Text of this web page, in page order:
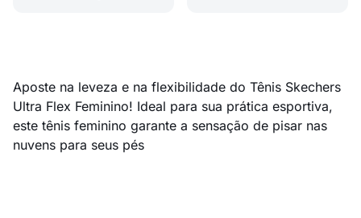
Aposte na leveza e na flexibilidade do Tênis Skechers
Ultra Flex Feminino! Ideal para sua prática esportiva,
este tênis feminino garante a sensação de pisar nas
nuvens para seus pés